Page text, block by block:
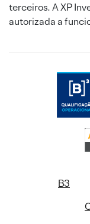
terceiros. A XP
autorizada a
B3